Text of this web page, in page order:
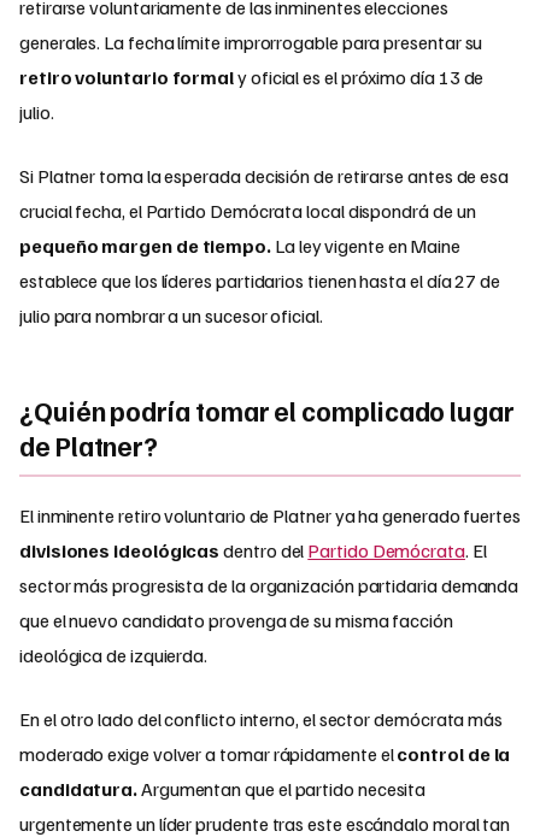
retirarse voluntariamente de las inminentes elecciones
generales. La fecha límite improrrogable para presentar su
retiro voluntario formaly oficial es el próximo día 13 de
julio.
Si Platner toma la esperada decisión de retirarse antes de esa
crucial fecha, el Partido Demócrata local dispondrá de un
pequeño margen de tiempo. La ley vigente en Maine
establece que los líderes partidarios tienen hasta el día 27 de
julio para nombrar a un sucesor oficial.
¿Quién podría tomar el complicado lugar
de Platner?
El inminente retiro voluntario de Platner ya ha generado fuertes
divisiones ideológicas dentro del Partido Demócrata. El
sector más progresista de la organización partidaria demanda
que el nuevo candidato provenga de su misma facción
ideológica de izquierda.
En el otro lado del conflicto interno, el sector demócrata más
moderado exige volver a tomar rápidamente elcontrol de la
candidatura.Argumentan que el partido necesita
urgentemente un líder prudente tras este escándalo moral tan